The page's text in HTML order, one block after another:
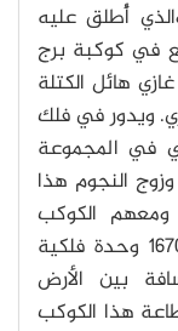
أُطلق عليه
ويقع في كوكبة برج
هائل الكتلة
ويدور في فلك
الرئيسي في المجموعة
النجوم هذا
الكوكب
بالتبعية، والمسافة بين الزوجين هي 1670 وحدة فلكية
بين الأرض
هذا الكوكب